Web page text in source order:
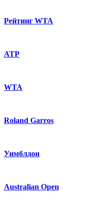
Рейтинг WTA
ATP
WTA
Roland Garros
Уимблдон
Australian Open